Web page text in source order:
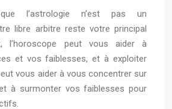
l’astrologie n’est pas un
libre arbitre reste votre principal
l’horoscope peut vous aider à
et vos faiblesses, et à exploiter
vous aider à vous concentrer sur
à surmonter vos faiblesses pour